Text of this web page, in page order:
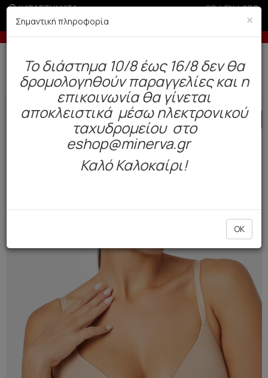
ΚΑΤΑΣΤΗΜΑΤΑ GR|EN|SRB
-5% σε παραγγελίες άνω των 200€ σε περίοδο εκπτώσεων
Δωρεάν αποστολή άνω των 49€. Παράδοση σε 3-5 εργάσιμες.
Γυναίκα Εσώρουχα Everyday Σουτιέν / Τοπ
SALE
×
Σημαντική πληροφορία
To διάστημα 10/8 έως 16/8 δεν θα
δρομολογηθούν παραγγελίες και η
επικοινωνία θα γίνεται
αποκλειστικά μέσω ηλεκτρονικού
ταχυδρομείου στο
eshop@minerva.gr
Καλό Καλοκαίρι!
OK